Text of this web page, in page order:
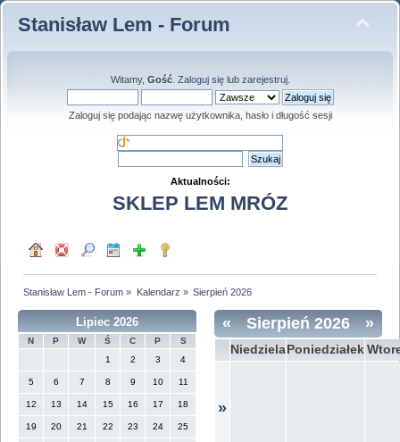
Stanisław Lem - Forum
Witamy, Gość. Zaloguj sięlub zarejestruj.
Zaloguj się podając nazwę użytkownika, hasło i długość sesji
Aktualności:
SKLEP LEM MRÓZ
Stanisław Lem - Forum » Kalendarz » Sierpień 2026
Lipiec 2026
N P W Ś C P
S
1
2 3 4
5 6 7 8 9 10 11
12 13 14 15 16 17 18
19 20 21 22 23 24 25
« »
Sierpień 2026
Niedziela Poniedziałek
»